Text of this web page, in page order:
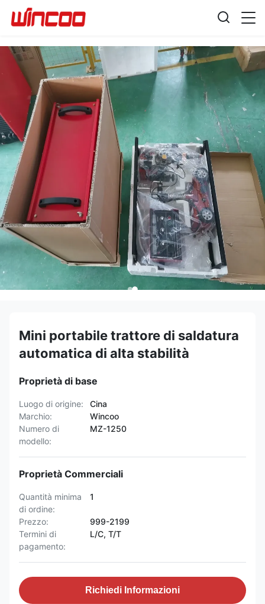
Mini portabile trattore di saldatura
automatica di alta stabilità
Proprietà di base
Luogo di origine:
Cina
Marchio:
Wincoo
Numero di
modello:
MZ-1250
Proprietà Commerciali
Quantità minima
di ordine:
1
Prezzo:
999-2199
Termini di
pagamento:
L/C, T/T
Richiedi Informazioni